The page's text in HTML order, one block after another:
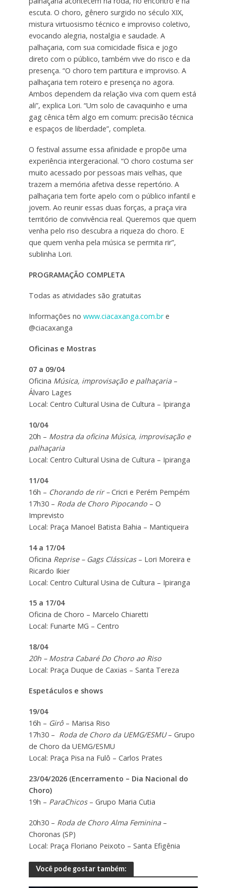
escuta. O choro, gênero surgido no século XIX,
mistura virtuosismo técnico e improviso coletivo,
evocando alegria, nostalgia e saudade. A
palhaçaria, com sua comicidade física e jogo
direto com o público, também vive do risco e da
presença. “O choro tem partitura e improviso. A
palhaçaria tem roteiro e presença no agora.
Ambos dependem da relação viva com quem está
ali”, explica Lori. “Um solo de cavaquinho e uma
gag cênica têm algo em comum: precisão técnica
e espaços de liberdade”, completa.
O festival assume essa afinidade e propõe uma
experiência intergeracional. “O choro costuma ser
muito acessado por pessoas mais velhas, que
trazem a memória afetiva desse repertório. A
palhaçaria tem forte apelo com o público infantil e
jovem. Ao reunir essas duas forças, a praça vira
território de convivência real. Queremos que quem
venha pelo riso descubra a riqueza do choro. E
que quem venha pela música se permita rir”,
sublinha Lori.
PROGRAMAÇÃO COMPLETA
Todas as atividades são gratuitas
Informações no www.ciacaxanga.com.bre
@ciacaxanga
Oficinas e Mostras
07 a 09/04
Oficina Música, improvisação e palhaçaria–
Álvaro Lages
Local: Centro Cultural Usina de Cultura – Ipiranga
10/04
20h – Mostra da oficina Música, improvisação e
palhaçaria
Local: Centro Cultural Usina de Cultura – Ipiranga
11/04
16h – Chorando de rir –Cricri e Perém Pempém
17h30 – Roda de Choro Pipocando– O
Imprevisto
Local: Praça Manoel Batista Bahia – Mantiqueira
14 a 17/04
Oficina Reprise – Gags Clássicas– Lori Moreira e
Ricardo Ikier
Local: Centro Cultural Usina de Cultura – Ipiranga
15 a 17/04
Oficina de Choro – Marcelo Chiaretti
Local: Funarte MG – Centro
18/04
20h – Mostra Cabaré Do Choro ao Riso
Local: Praça Duque de Caxias – Santa Tereza
Espetáculos e shows
19/04
16h – Girô– Marisa Riso
17h30 – Roda de Choro da UEMG/ESMU– Grupo
de Choro da UEMG/ESMU
Local: Praça Pisa na Fulô – Carlos Prates
23/04/2026 (Encerramento – Dia Nacional do
Choro)
19h – ParaChicos– Grupo Maria Cutia
20h30 – Roda de Choro Alma Feminina–
Choronas (SP)
Local: Praça Floriano Peixoto – Santa Efigênia
Você pode gostar também: